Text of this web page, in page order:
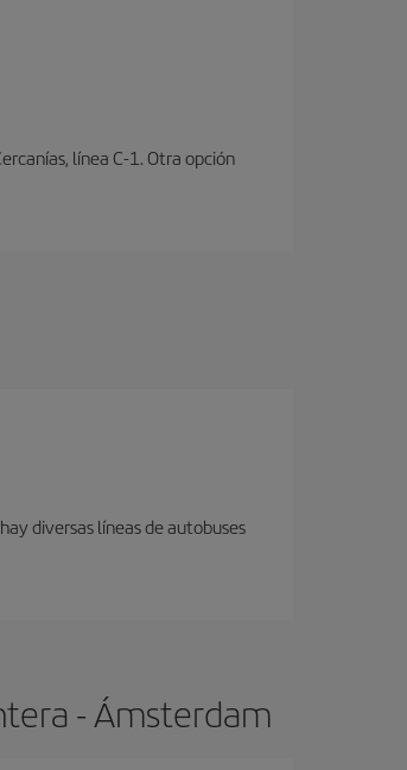
línea C-1. Otra opción
diversas líneas de autobuses
- Ámsterdam